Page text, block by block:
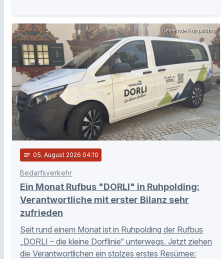
Gemeinde Ruhpolding
notes 05. August 2026 04:10
Bedarfsverkehr
Ein Monat Rufbus "DORLI" in Ruhpolding:
Verantwortliche mit erster Bilanz sehr
zufrieden
Seit rund einem Monat ist in Ruhpolding der Rufbus
„DORLI – die kleine Dorflinie“ unterwegs. Jetzt ziehen
die Verantwortlichen ein stolzes erstes Resümee: